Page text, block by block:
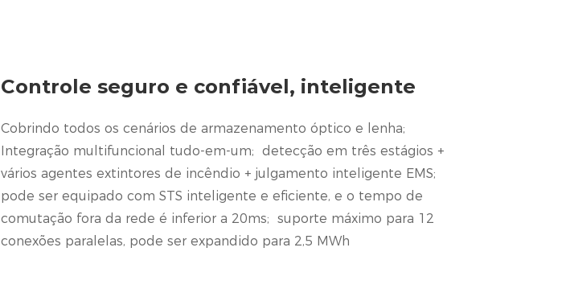
Controle seguro e confiável, inteligente
Cobrindo todos os cenários de armazenamento óptico e lenha;
Integração multifuncional tudo-em-um; detecção em três estágios +
vários agentes extintores de incêndio + julgamento inteligente EMS;
pode ser equipado com STS inteligente e eficiente, e o tempo de
comutação fora da rede é inferior a 20ms; suporte máximo para 12
conexões paralelas, pode ser expandido para 2,5 MWh